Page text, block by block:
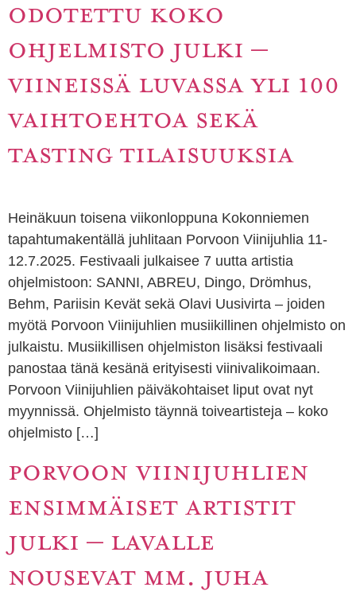
ODOTETTU KOKO
OHJELMISTO JULKI –
VIINEISSÄ LUVASSA YLI 100
VAIHTOEHTOA SEKÄ
TASTING TILAISUUKSIA
Heinäkuun toisena viikonloppuna Kokonniemen
tapahtumakentällä juhlitaan Porvoon Viinijuhlia 11-
12.7.2025. Festivaali julkaisee 7 uutta artistia
ohjelmistoon: SANNI, ABREU, Dingo, Drömhus,
Behm, Pariisin Kevät sekä Olavi Uusivirta – joiden
myötä Porvoon Viinijuhlien musiikillinen ohjelmisto on
julkaistu. Musiikillisen ohjelmiston lisäksi festivaali
panostaa tänä kesänä erityisesti viinivalikoimaan.
Porvoon Viinijuhlien päiväkohtaiset liput ovat nyt
myynnissä. Ohjelmisto täynnä toiveartisteja – koko
ohjelmisto […]
PORVOON VIINIJUHLIEN
ENSIMMÄISET ARTISTIT
JULKI – LAVALLE
NOUSEVAT MM. JUHA